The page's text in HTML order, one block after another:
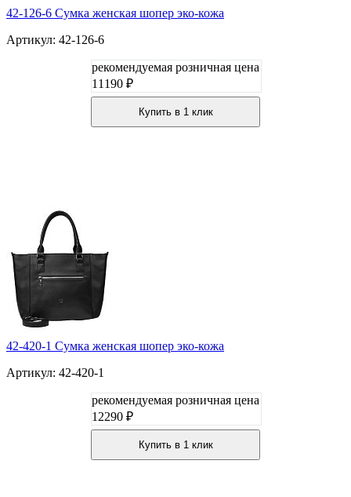
42-126-6 Сумка женская шопер эко-кожа
Артикул: 42-126-6
рекомендуемая розничная цена
11190 ₽
Купить в 1 клик
42-420-1 Сумка женская шопер эко-кожа
Артикул: 42-420-1
рекомендуемая розничная цена
12290 ₽
Купить в 1 клик